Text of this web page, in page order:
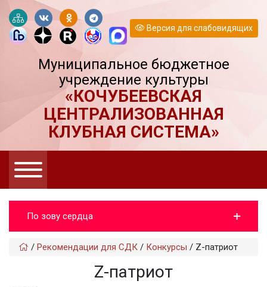
Версия для слабовидящих
Муниципальное бюджетное
учреждение культуры
«КОЧУБЕЕВСКАЯ
ЦЕНТРАЛИЗОВАННАЯ
КЛУБНАЯ СИСТЕМА»
По зову сердца
/ Рекомендации для СДК / Конкурсы / Z-патриот
Z-патриот